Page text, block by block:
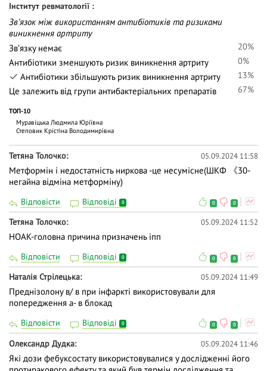
Інститут ревматології
Звʼязок між використанням антибіотиків та ризиками
виникнення артриту
Звʼязку немає
20%
Антибіотики зменшують ризик виникнення артриту
0%
Антибіотики збільшують ризик виникнення артриту
13%
Це залежить від групи антибактеріальних препаратів
67%
ТОП-10
Муравіцька Людмила Юріївна
Степовик Крістіна Володимирівна
Тетяна Толочко 05.09.2024 11:58
Метформін і недостатність ниркова -це несумісне(ШКФ 《30-
негайна відміна метформіну)
Відповісти Відповіді 0 0 0
Тетяна Толочко 05.09.2024 11:52
НОАК-головна причина призначень іпп
Відповісти Відповіді 0 0 0
Наталія Стрілецька 05.09.2024 11:49
Преднізолону в/ в при інфаркті використовували для
попередження а- в блокад
Відповісти Відповіді 0 0 0
Олександр Дудка 05.09.2024 11:46
Які дози фебуксостату використовувалися у дослідженні його